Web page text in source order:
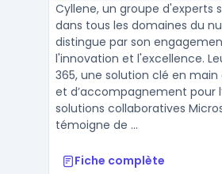
Cyllene, un groupe d'experts
dans tous les domaines du
distingue par son
l'innovation et l'excellence.
365, une solution clé en main
et d’accompagnement pour
solutions collaboratives
témoigne de ...
Fiche complète